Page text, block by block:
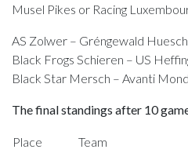
Musel Pikes or Racing
AS Zolwer – Gréngewald
Black Frogs Schieren – US
Black Star Mersch – Avanti
The final standings after 10
Place Team